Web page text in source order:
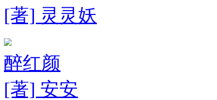
[著] 灵灵妖
醉红颜
[著] 安安